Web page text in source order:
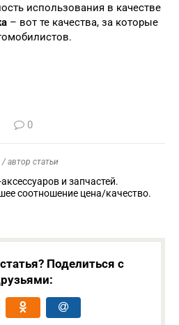
использования в качестве
– вот те качества, за которые
0
/ автор статьи
и запчастей.
соотношение цена/качество.
Поделиться с